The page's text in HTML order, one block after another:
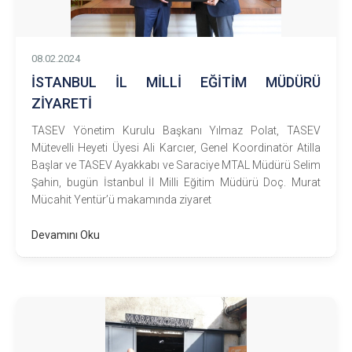
08.02.2024
İSTANBUL İL MİLLİ EĞİTİM MÜDÜRÜ
ZİYARETİ
TASEV Yönetim Kurulu Başkanı Yılmaz Polat, TASEV
Mütevelli Heyeti Üyesi Ali Karcıer, Genel Koordinatör Atilla
Başlar ve TASEV Ayakkabı ve Saraciye MTAL Müdürü Selim
Şahin, bugün İstanbul İl Milli Eğitim Müdürü Doç. Murat
Mücahit Yentür’ü makamında ziyaret
Devamını Oku